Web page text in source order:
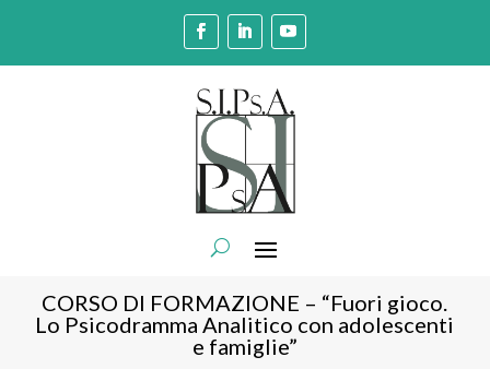
CORSO DI FORMAZIONE – “Fuori gioco.
Lo Psicodramma Analitico con adolescenti
e famiglie”